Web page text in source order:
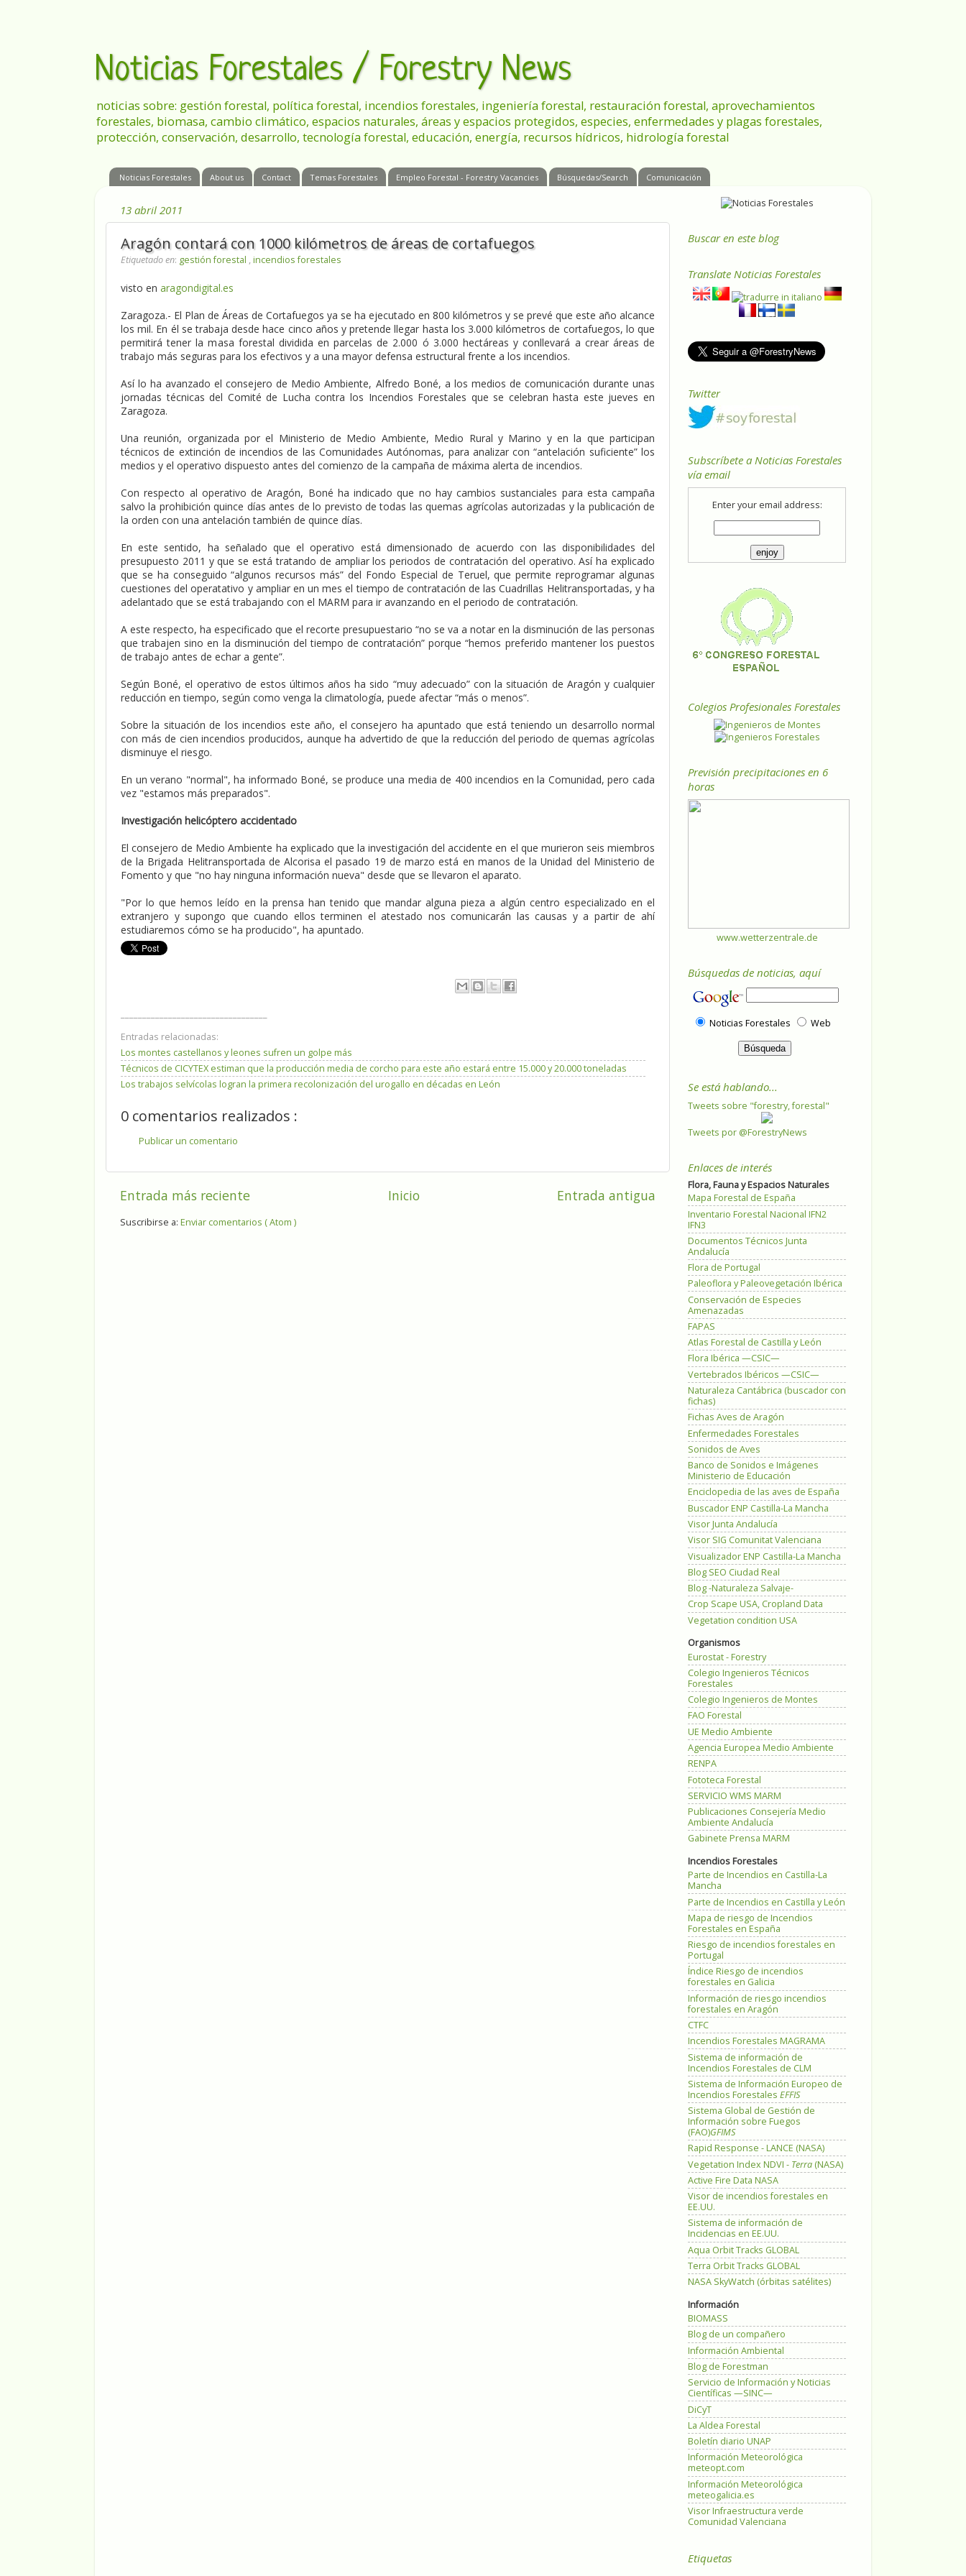
Noticias Forestales / Forestry News
noticias sobre: gestión forestal, política forestal, incendios forestales, ingeniería forestal, restauración forestal, aprovechamientos
forestales, biomasa, cambio climático, espacios naturales, áreas y espacios protegidos, especies, enfermedades y plagas forestales,
protección, conservación, desarrollo, tecnología forestal, educación, energía, recursos hídricos, hidrología forestal
Noticias Forestales About us Contact Temas Forestales Empleo Forestal - Forestry Vacancies Búsquedas/Search Comunicación
13 abril 2011
Aragón contará con 1000 kilómetros de áreas de cortafuegos
Etiquetado en: gestión forestal , incendios forestales
visto en aragondigital.es
Zaragoza.- El Plan de Áreas de Cortafuegos ya se ha ejecutado en 800 kilómetros y se prevé que este año alcance
los mil. En él se trabaja desde hace cinco años y pretende llegar hasta los 3.000 kilómetros de cortafuegos, lo que
permitirá tener la masa forestal dividida en parcelas de 2.000 ó 3.000 hectáreas y conllevará a crear áreas de
trabajo más seguras para los efectivos y a una mayor defensa estructural frente a los incendios.
Así lo ha avanzado el consejero de Medio Ambiente, Alfredo Boné, a los medios de comunicación durante unas
jornadas técnicas del Comité de Lucha contra los Incendios Forestales que se celebran hasta este jueves en
Zaragoza.
Una reunión, organizada por el Ministerio de Medio Ambiente, Medio Rural y Marino y en la que participan
técnicos de extinción de incendios de las Comunidades Autónomas, para analizar con “antelación suficiente” los
medios y el operativo dispuesto antes del comienzo de la campaña de máxima alerta de incendios.
Con respecto al operativo de Aragón, Boné ha indicado que no hay cambios sustanciales para esta campaña
salvo la prohibición quince días antes de lo previsto de todas las quemas agrícolas autorizadas y la publicación de
la orden con una antelación también de quince días.
En este sentido, ha señalado que el operativo está dimensionado de acuerdo con las disponibilidades del
presupuesto 2011 y que se está tratando de ampliar los periodos de contratación del operativo. Así ha explicado
que se ha conseguido “algunos recursos más” del Fondo Especial de Teruel, que permite reprogramar algunas
cuestiones del operatativo y ampliar en un mes el tiempo de contratación de las Cuadrillas Helitransportadas, y ha
adelantado que se está trabajando con el MARM para ir avanzando en el periodo de contratación.
A este respecto, ha especificado que el recorte presupuestario “no se va a notar en la disminución de las personas
que trabajen sino en la disminución del tiempo de contratación” porque “hemos preferido mantener los puestos
de trabajo antes de echar a gente”.
Según Boné, el operativo de estos últimos años ha sido “muy adecuado” con la situación de Aragón y cualquier
reducción en tiempo, según como venga la climatología, puede afectar “más o menos”.
Sobre la situación de los incendios este año, el consejero ha apuntado que está teniendo un desarrollo normal
con más de cien incendios producidos, aunque ha advertido de que la reducción del periodo de quemas agrícolas
disminuye el riesgo.
En un verano "normal", ha informado Boné, se produce una media de 400 incendios en la Comunidad, pero cada
vez "estamos más preparados".
Investigación helicóptero accidentado
El consejero de Medio Ambiente ha explicado que la investigación del accidente en el que murieron seis miembros
de la Brigada Helitransportada de Alcorisa el pasado 19 de marzo está en manos de la Unidad del Ministerio de
Fomento y que "no hay ninguna información nueva" desde que se llevaron el aparato.
"Por lo que hemos leído en la prensa han tenido que mandar alguna pieza a algún centro especializado en el
extranjero y supongo que cuando ellos terminen el atestado nos comunicarán las causas y a partir de ahí
estudiaremos cómo se ha producido", ha apuntado.
Entradas relacionadas:
Los montes castellanos y leones sufren un golpe más
Técnicos de CICYTEX estiman que la producción media de corcho para este año estará entre 15.000 y 20.000 toneladas
Los trabajos selvícolas logran la primera recolonización del urogallo en décadas en León
0 comentarios realizados :
Publicar un comentario
Entrada más reciente Entrada antigua
Inicio
Suscribirse a: Enviar comentarios ( Atom )
Buscar en este blog
Translate Noticias Forestales
Twitter
Subscríbete a Noticias Forestales
vía email
Enter your email address:
Colegios Profesionales Forestales
Previsión precipitaciones en 6
horas
www.wetterzentrale.de
Búsquedas de noticias, aquí
Noticias Forestales Web
Se está hablando...
Tweets sobre "forestry, forestal"
Tweets por @ForestryNews
Enlaces de interés
Flora, Fauna y Espacios Naturales
Mapa Forestal de España
Inventario Forestal Nacional IFN2
IFN3
Documentos Técnicos Junta
Andalucía
Flora de Portugal
Paleoflora y Paleovegetación Ibérica
Conservación de Especies
Amenazadas
FAPAS
Atlas Forestal de Castilla y León
Flora Ibérica —CSIC—
Vertebrados Ibéricos —CSIC—
Naturaleza Cantábrica (buscador con
fichas)
Fichas Aves de Aragón
Enfermedades Forestales
Sonidos de Aves
Banco de Sonidos e Imágenes
Ministerio de Educación
Enciclopedia de las aves de España
Buscador ENP Castilla-La Mancha
Visor Junta Andalucía
Visor SIG Comunitat Valenciana
Visualizador ENP Castilla-La Mancha
Blog SEO Ciudad Real
Blog -Naturaleza Salvaje-
Crop Scape USA, Cropland Data
Vegetation condition USA
Organismos
Eurostat - Forestry
Colegio Ingenieros Técnicos
Forestales
Colegio Ingenieros de Montes
FAO Forestal
UE Medio Ambiente
Agencia Europea Medio Ambiente
RENPA
Fototeca Forestal
SERVICIO WMS MARM
Publicaciones Consejería Medio
Ambiente Andalucía
Gabinete Prensa MARM
Incendios Forestales
Parte de Incendios en Castilla-La
Mancha
Parte de Incendios en Castilla y León
Mapa de riesgo de Incendios
Forestales en España
Riesgo de incendios forestales en
Portugal
Índice Riesgo de incendios
forestales en Galicia
Información de riesgo incendios
forestales en Aragón
CTFC
Incendios Forestales MAGRAMA
Sistema de información de
Incendios Forestales de CLM
Sistema de Información Europeo de
Incendios Forestales EFFIS
Sistema Global de Gestión de
Información sobre Fuegos
(FAO)GFIMS
Rapid Response - LANCE (NASA)
Vegetation Index NDVI - Terra (NASA)
Active Fire Data NASA
Visor de incendios forestales en
EE.UU.
Sistema de información de
Incidencias en EE.UU.
Aqua Orbit Tracks GLOBAL
Terra Orbit Tracks GLOBAL
NASA SkyWatch (órbitas satélites)
Información
BIOMASS
Blog de un compañero
Información Ambiental
Blog de Forestman
Servicio de Información y Noticias
Científicas —SINC—
DiCyT
La Aldea Forestal
Boletín diario UNAP
Información Meteorológica
meteopt.com
Información Meteorológica
meteogalicia.es
Visor Infraestructura verde
Comunidad Valenciana
Etiquetas